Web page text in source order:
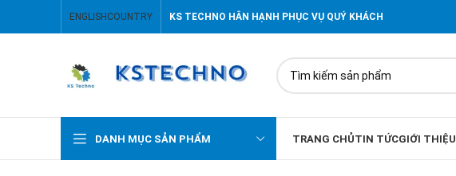
ENGLISH COUNTRY KS TECHNO HÂN HẠNH PHỤC VỤ QUÝ KHÁCH
DANH MỤC SẢN PHẨM TRANG CHỦTIN TỨCGIỚI THIỆU